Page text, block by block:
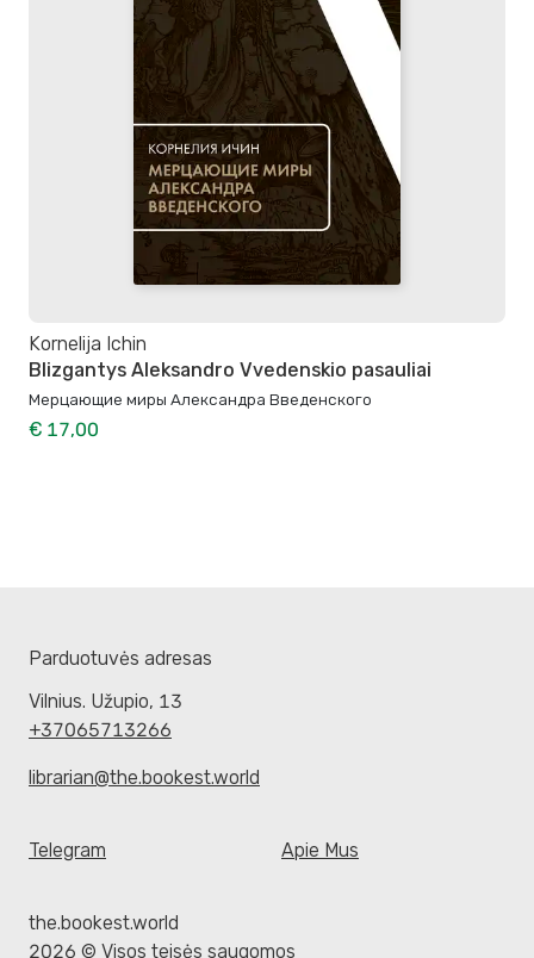
Kornelija Ichin
Blizgantys Aleksandro Vvedenskio pasauliai
Мерцающие миры Александра Введенского
€ 17,00
Parduotuvės adresas
Vilnius. Užupio, 13
+37065713266
librarian@the.bookest.world
Telegram Apie Mus
the.bookest.world
2026 © Visos teisės saugomos